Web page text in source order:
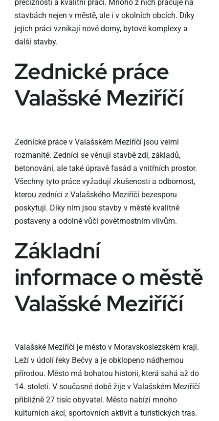
precizností a kvalitní prací. Mnoho z nich pracuje na
stavbách nejen v městě, ale i v okolních obcích. Díky
jejich práci vznikají nové domy, bytové komplexy a
další stavby.
Zednické práce
Valašské Meziříčí
Zednické práce v Valašském Meziříčí jsou velmi
rozmanité. Zedníci se věnují stavbě zdí, základů,
betonování, ale také úpravě fasád a vnitřních prostor.
Všechny tyto práce vyžadují zkušenosti a odbornost,
kterou zedníci z Valašského Meziříčí bezesporu
poskytují. Díky nim jsou stavby v městě kvalitně
postaveny a odolné vůči povětrnostním vlivům.
Základní
informace o městě
Valašské Meziříčí
Valašské Meziříčí je město v Moravskoslezském kraji.
Leží v údolí řeky Bečvy a je obklopeno nádhernou
přírodou. Město má bohatou historii, která sahá až do
14. století. V současné době žije v Valašském Meziříčí
přibližně 27 tisíc obyvatel. Město nabízí mnoho
kulturních akcí, sportovních aktivit a turistických tras.